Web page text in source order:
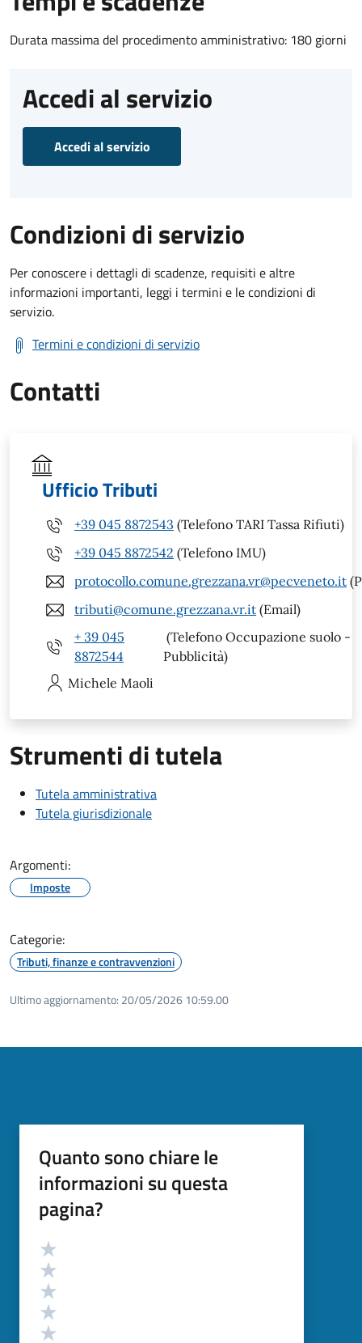
Durata massima del procedimento amministrativo: 180 giorni
Accedi al servizio
Accedi al servizio
Condizioni di servizio
Per conoscere i dettagli di scadenze, requisiti e altre
informazioni importanti, leggi i termini e le condizioni di
servizio.
Termini e condizioni di servizio
Contatti
Ufficio Tributi
+39 045 8872543 (Telefono TARI Tassa Rifiuti)
+39 045 8872542 (Telefono IMU)
protocollo.comune.grezzana.vr@pecveneto.it
tributi@comune.grezzana.vr.it (Email)
+ 39 045
8872544
(Telefono Occupazione suolo -
Pubblicità)
Michele Maoli
Strumenti di tutela
Tutela amministrativa
Tutela giurisdizionale
Argomenti:
Imposte
Categorie:
Tributi, finanze e contravvenzioni
Ultimo aggiornamento: 20/05/2026 10:59.00
Quanto sono chiare le
informazioni su questa
pagina?
Valutazione